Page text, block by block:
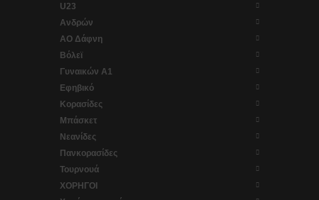
U23
Ανδρών
ΑΟ Δάφνη
Βόλεϊ
Γυναικών Α1
Εφηβικό
Κορασίδες
Μπάσκετ
Νεανίδες
Πανκορασίδες
Τουρνουά
ΧΟΡΗΓΟΙ